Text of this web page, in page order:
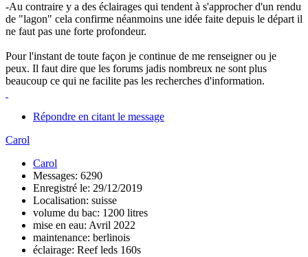
-Au contraire y a des éclairages qui tendent à s'approcher d'un rendu
de "lagon" cela confirme néanmoins une idée faite depuis le départ il
ne faut pas une forte profondeur.
Pour l'instant de toute façon je continue de me renseigner ou je
peux. Il faut dire que les forums jadis nombreux ne sont plus
beaucoup ce qui ne facilite pas les recherches d'information.
Répondre en citant le message
Carol
Carol
Messages: 6290
Enregistré le: 29/12/2019
Localisation: suisse
volume du bac: 1200 litres
mise en eau: Avril 2022
maintenance: berlinois
éclairage: Reef leds 160s